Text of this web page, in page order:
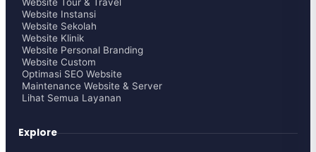
Website Instansi
Website Sekolah
Website Klinik
Website Personal Branding
Website Custom
Optimasi SEO Website
Maintenance Website & Server
Lihat Semua Layanan
Explore